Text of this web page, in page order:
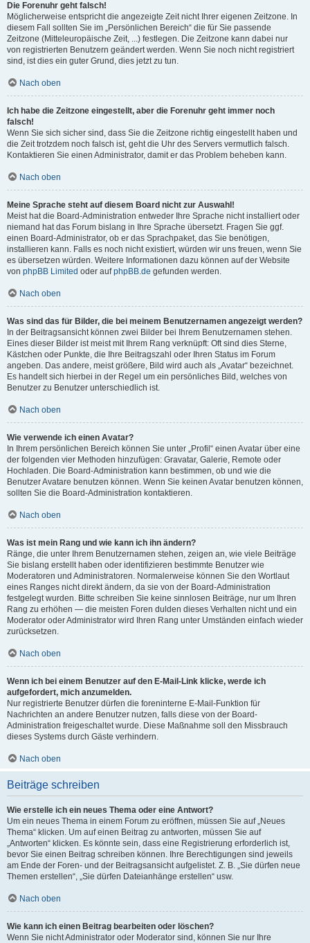
Die Forenuhr geht falsch!
Möglicherweise entspricht die angezeigte Zeit nicht Ihrer eigenen Zeitzone. In
diesem Fall sollten Sie im „Persönlichen Bereich“ die für Sie passende
Zeitzone (Mitteleuropäische Zeit, ...) festlegen. Die Zeitzone kann dabei nur
von registrierten Benutzern geändert werden. Wenn Sie noch nicht registriert
sind, ist dies ein guter Grund, dies jetzt zu tun.
Nach oben
Ich habe die Zeitzone eingestellt, aber die Forenuhr geht immer noch
falsch!
Wenn Sie sich sicher sind, dass Sie die Zeitzone richtig eingestellt haben und
die Zeit trotzdem noch falsch ist, geht die Uhr des Servers vermutlich falsch.
Kontaktieren Sie einen Administrator, damit er das Problem beheben kann.
Nach oben
Meine Sprache steht auf diesem Board nicht zur Auswahl!
Meist hat die Board-Administration entweder Ihre Sprache nicht installiert oder
niemand hat das Forum bislang in Ihre Sprache übersetzt. Fragen Sie ggf.
einen Board-Administrator, ob er das Sprachpaket, das Sie benötigen,
installieren kann. Falls es noch nicht existiert, würden wir uns freuen, wenn Sie
es übersetzen würden. Weitere Informationen dazu können auf der Website
von phpBB Limited oder aufphpBB.de gefunden werden.
Nach oben
Was sind das für Bilder, die bei meinem Benutzernamen angezeigt werden?
In der Beitragsansicht können zwei Bilder bei Ihrem Benutzernamen stehen.
Eines dieser Bilder ist meist mit Ihrem Rang verknüpft: Oft sind dies Sterne,
Kästchen oder Punkte, die Ihre Beitragszahl oder Ihren Status im Forum
angeben. Das andere, meist größere, Bild wird auch als „Avatar“ bezeichnet.
Es handelt sich hierbei in der Regel um ein persönliches Bild, welches von
Benutzer zu Benutzer unterschiedlich ist.
Nach oben
Wie verwende ich einen Avatar?
In Ihrem persönlichen Bereich können Sie unter „Profil“ einen Avatar über eine
der folgenden vier Methoden hinzufügen: Gravatar, Galerie, Remote oder
Hochladen. Die Board-Administration kann bestimmen, ob und wie die
Benutzer Avatare benutzen können. Wenn Sie keinen Avatar benutzen können,
sollten Sie die Board-Administration kontaktieren.
Nach oben
Was ist mein Rang und wie kann ich ihn ändern?
Ränge, die unter Ihrem Benutzernamen stehen, zeigen an, wie viele Beiträge
Sie bislang erstellt haben oder identifizieren bestimmte Benutzer wie
Moderatoren und Administratoren. Normalerweise können Sie den Wortlaut
eines Ranges nicht direkt ändern, da sie von der Board-Administration
festgelegt wurden. Bitte schreiben Sie keine sinnlosen Beiträge, nur um Ihren
Rang zu erhöhen — die meisten Foren dulden dieses Verhalten nicht und ein
Moderator oder Administrator wird Ihren Rang unter Umständen einfach wieder
zurücksetzen.
Nach oben
Wenn ich bei einem Benutzer auf den E-Mail-Link klicke, werde ich
aufgefordert, mich anzumelden.
Nur registrierte Benutzer dürfen die foreninterne E-Mail-Funktion für
Nachrichten an andere Benutzer nutzen, falls diese von der Board-
Administration freigeschaltet wurde. Diese Maßnahme soll den Missbrauch
dieses Systems durch Gäste verhindern.
Nach oben
Beiträge schreiben
Wie erstelle ich ein neues Thema oder eine Antwort?
Um ein neues Thema in einem Forum zu eröffnen, müssen Sie auf „Neues
Thema“ klicken. Um auf einen Beitrag zu antworten, müssen Sie auf
„Antworten“ klicken. Es könnte sein, dass eine Registrierung erforderlich ist,
bevor Sie einen Beitrag schreiben können. Ihre Berechtigungen sind jeweils
am Ende der Foren- und der Beitragsansicht aufgelistet. Z. B. „Sie dürfen neue
Themen erstellen“, „Sie dürfen Dateianhänge erstellen“ usw.
Nach oben
Wie kann ich einen Beitrag bearbeiten oder löschen?
Wenn Sie nicht Administrator oder Moderator sind, können Sie nur Ihre